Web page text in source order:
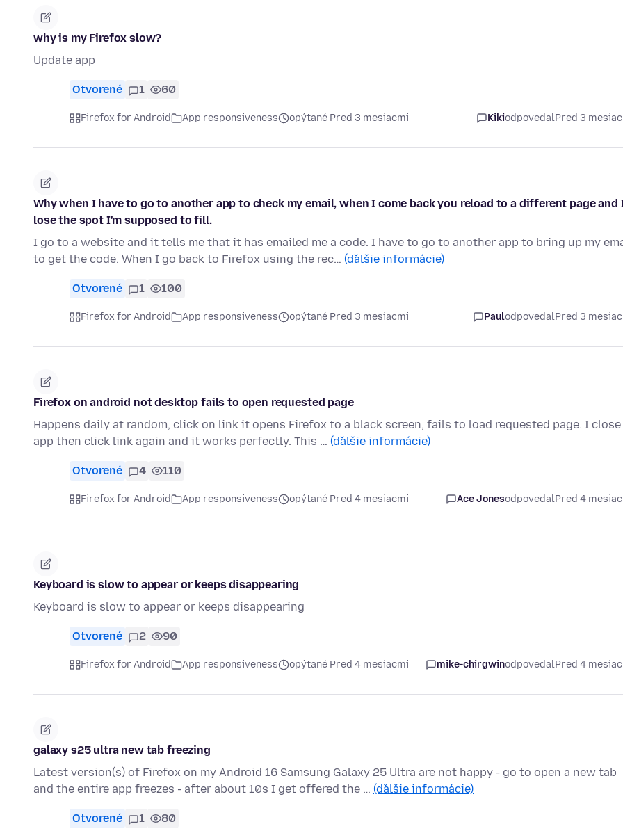
why is my Firefox slow?
Update app
Otvorené 1 60
Firefox for Android App responsiveness opýtané Pred 3 mesiacmi KikiodpovedalPred 3
Why when I have to go to another app to check my email, when I come back you reload to a different page and
lose the spot I'm supposed to fill.
I go to a website and it tells me that it has emailed me a code. I have to go to another app to bring up my
to get the code. When I go back to Firefox using the rec… (ďalšie informácie)
Otvorené 1 100
Firefox for Android App responsiveness opýtané Pred 3 mesiacmi PaulodpovedalPred 3
Firefox on android not desktop fails to open requested page
Happens daily at random, click on link it opens Firefox to a black screen, fails to load requested page. I close
app then click link again and it works perfectly. This … (ďalšie informácie)
Otvorené 4 110
Firefox for Android App responsiveness opýtané Pred 4 mesiacmi Ace JonesodpovedalPred 4
Keyboard is slow to appear or keeps disappearing
Keyboard is slow to appear or keeps disappearing
Otvorené 2 90
Firefox for Android App responsiveness opýtané Pred 4 mesiacmi mike-chirgwinodpovedalPred 4
galaxy s25 ultra new tab freezing
Latest version(s) of Firefox on my Android 16 Samsung Galaxy 25 Ultra are not happy - go to open a new tab
and the entire app freezes - after about 10s I get offered the … (ďalšie informácie)
Otvorené 1 80